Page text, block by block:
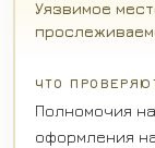
Уязвимое
ЧТО
Полномочия
оформления